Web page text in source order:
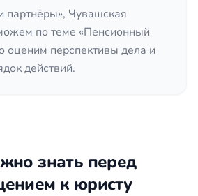
размером выплат.
в регионе Чувашская
разобраться в нормах
корректно оформить
правильного назначения и
период работы способен
на итоговую сумму выплат.
Чувашская
по теме «Пенсионный
оценим перспективы дела и
действий.
знать перед
к юристу